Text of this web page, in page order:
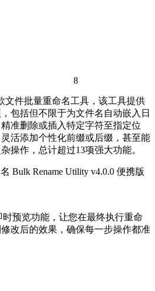
8
文件批量重命名工具，该工具提供
包括但不限于为文件名自动嵌入日
准删除或插入特定字符至指定位
活添加个性化前缀或后缀，甚至能
操作，总计超过13项强大功能。
时预览功能，让您在最终执行重命
改后的效果，确保每一步操作都准